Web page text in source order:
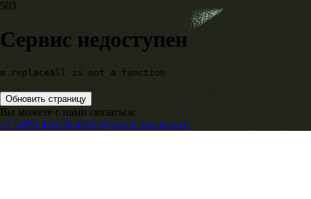
503
Сервис недоступен
e.replaceAll is not a function
Обновить страницу
Вы можете с нами связаться:
+7 (499) 418-00-40ebr@expert-business.ru